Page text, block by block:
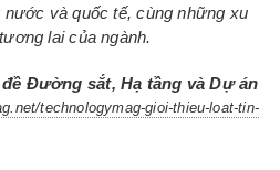
và quốc tế, cùng những xu
lai của ngành.
Đường sắt, Hạ tầng và Dự án
technologymag-gioi-thieu-loat-tin-